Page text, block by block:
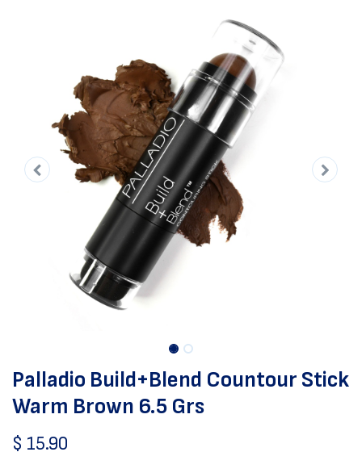
Palladio Build+Blend Countour Stick
Warm Brown 6.5 Grs
$ 15.90